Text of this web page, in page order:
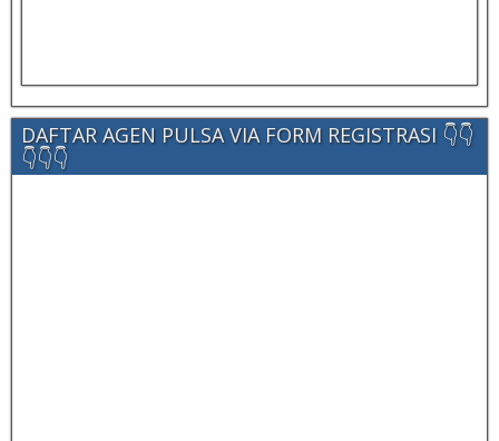
DAFTAR AGEN PULSA VIA FORM REGISTRASI 👇👇
👇👇👇